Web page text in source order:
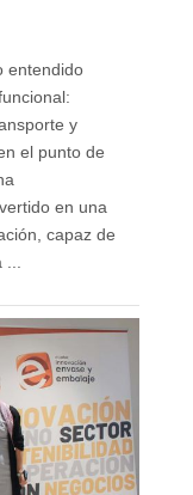
entendido
y
el punto de
en una
capaz de